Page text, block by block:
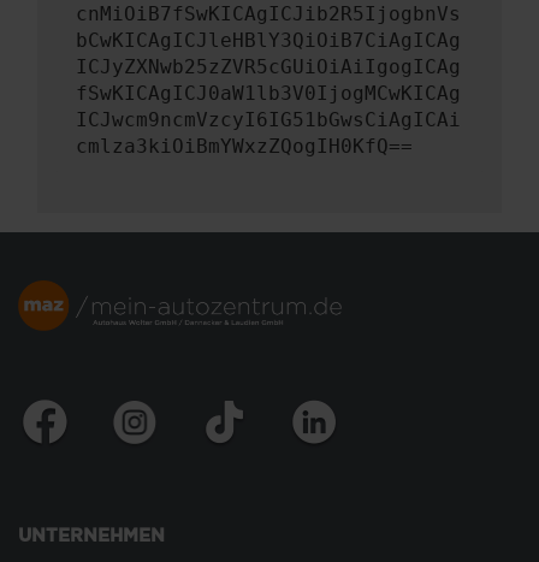
cnMiOiB7fSwKICAgICJib2R5IjogbnVs
bCwKICAgICJleHBlY3QiOiB7CiAgICAg
ICJyZXNwb25zZVR5cGUiOiAiIgogICAg
fSwKICAgICJ0aW1lb3V0IjogMCwKICAg
ICJwcm9ncmVzcyI6IG51bGwsCiAgICAi
cmlza3kiOiBmYWxzZQogIH0KfQ==
UNTERNEHMEN